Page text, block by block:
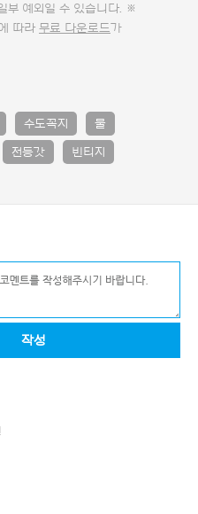
부 예외일 수 있습니다. ※
따라 무료 다운로드 가
수도꼭지 물
전등갓 빈티지
작성